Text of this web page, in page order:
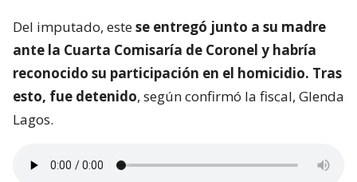
Del imputado, estese entregó junto a su madre
ante la Cuarta Comisaría de Coronel y habría
reconocido su participación en el homicidio. Tras
esto, fue detenido, según confirmó la fiscal, Glenda
Lagos.